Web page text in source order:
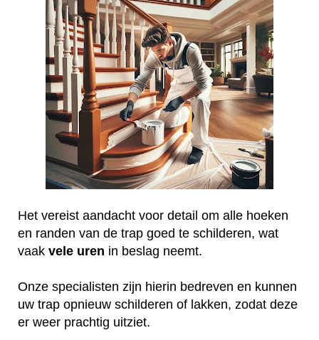
Het vereist aandacht voor detail om alle hoeken
en randen van de trap goed te schilderen, wat
vaak vele uren in beslag neemt.
Onze specialisten zijn hierin bedreven en kunnen
uw trap opnieuw schilderen of lakken, zodat deze
er weer prachtig uitziet.